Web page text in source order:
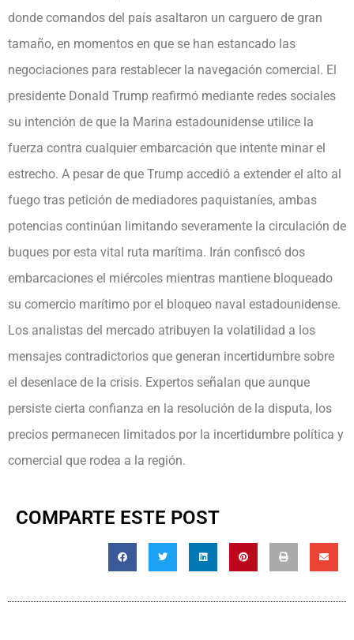
donde comandos del país asaltaron un carguero de gran
tamaño, en momentos en que se han estancado las
negociaciones para restablecer la navegación comercial. El
presidente Donald Trump reafirmó mediante redes sociales
su intención de que la Marina estadounidense utilice la
fuerza contra cualquier embarcación que intente minar el
estrecho. A pesar de que Trump accedió a extender el alto al
fuego tras petición de mediadores paquistaníes, ambas
potencias continúan limitando severamente la circulación de
buques por esta vital ruta marítima. Irán confiscó dos
embarcaciones el miércoles mientras mantiene bloqueado
su comercio marítimo por el bloqueo naval estadounidense.
Los analistas del mercado atribuyen la volatilidad a los
mensajes contradictorios que generan incertidumbre sobre
el desenlace de la crisis. Expertos señalan que aunque
persiste cierta confianza en la resolución de la disputa, los
precios permanecen limitados por la incertidumbre política y
comercial que rodea a la región.
COMPARTE ESTE POST